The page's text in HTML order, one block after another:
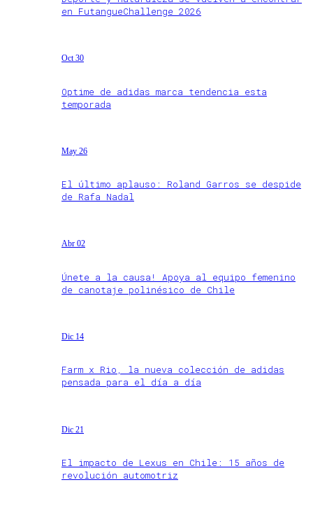
en FutangueChallenge 2026
Oct 30
Optime de adidas marca tendencia esta
temporada
May 26
El último aplauso: Roland Garros se despide
de Rafa Nadal
Abr 02
Únete a la causa! Apoya al equipo femenino
de canotaje polinésico de Chile
Dic 14
Farm x Rio, la nueva colección de adidas
pensada para el día a día
Dic 21
El impacto de Lexus en Chile: 15 años de
revolución automotriz